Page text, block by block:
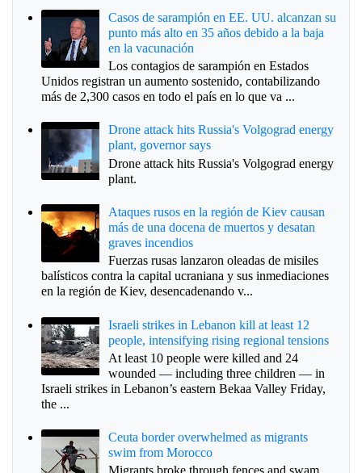
Casos de sarampión en EE. UU. alcanzan su
punto más alto en 35 años debido a la baja
en la vacunación
Los contagios de sarampión en Estados
Unidos registran un aumento sostenido, contabilizando
más de 2,300 casos en todo el país en lo que va ...
Drone attack hits Russia's Volgograd energy
plant, governor says
Drone attack hits Russia's Volgograd energy
plant.
Ataques rusos en la región de Kiev causan
más de una docena de muertos y desatan
graves incendios
Fuerzas rusas lanzaron oleadas de misiles
balísticos contra la capital ucraniana y sus inmediaciones
en la región de Kiev, desencadenando v...
Israeli strikes in Lebanon kill at least 12
people, intensifying rising regional tensions
At least 10 people were killed and 24
wounded — including three children — in
Israeli strikes in Lebanon’s eastern Bekaa Valley Friday,
the ...
Ceuta border overwhelmed as migrants
swim from Morocco